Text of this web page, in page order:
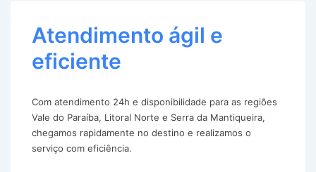
Atendimento ágil e
eficiente
Com atendimento 24h e disponibilidade para as regiões
Vale do Paraíba, Litoral Norte e Serra da Mantiqueira,
chegamos rapidamente no destino e realizamos o
serviço com eficiência.